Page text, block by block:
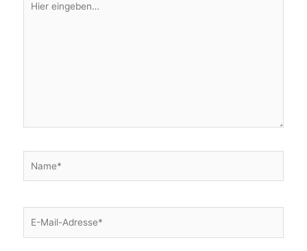
eingeben…
Mail-